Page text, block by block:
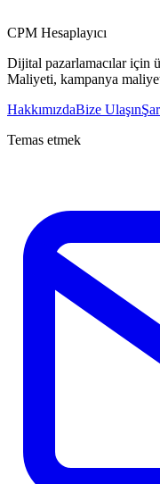
CPM Hesaplayıcı
Dijital pazarlamacılar için
Maliyeti, kampanya
HakkımızdaBize Ulaşın
Temas etmek